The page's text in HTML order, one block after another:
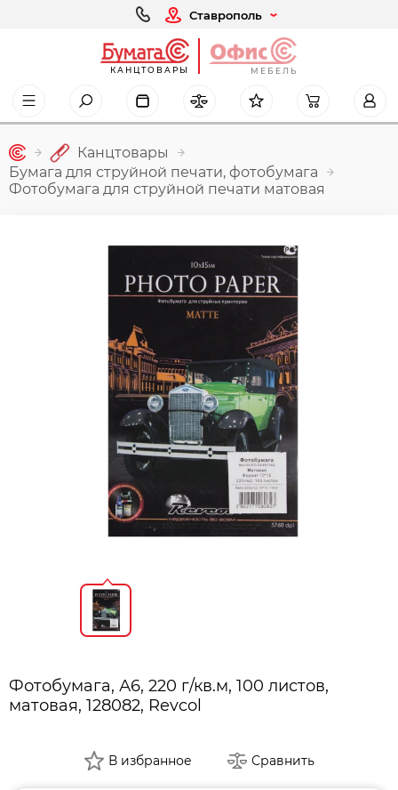
Ставрополь
КАНЦТОВАРЫ МЕБЕЛЬ
Канцтовары
Бумага для струйной печати, фотобумага
Фотобумага для струйной печати матовая
Фотобумага, А6, 220 г/кв.м, 100 листов,
матовая, 128082, Revcol
В избранное Сравнить